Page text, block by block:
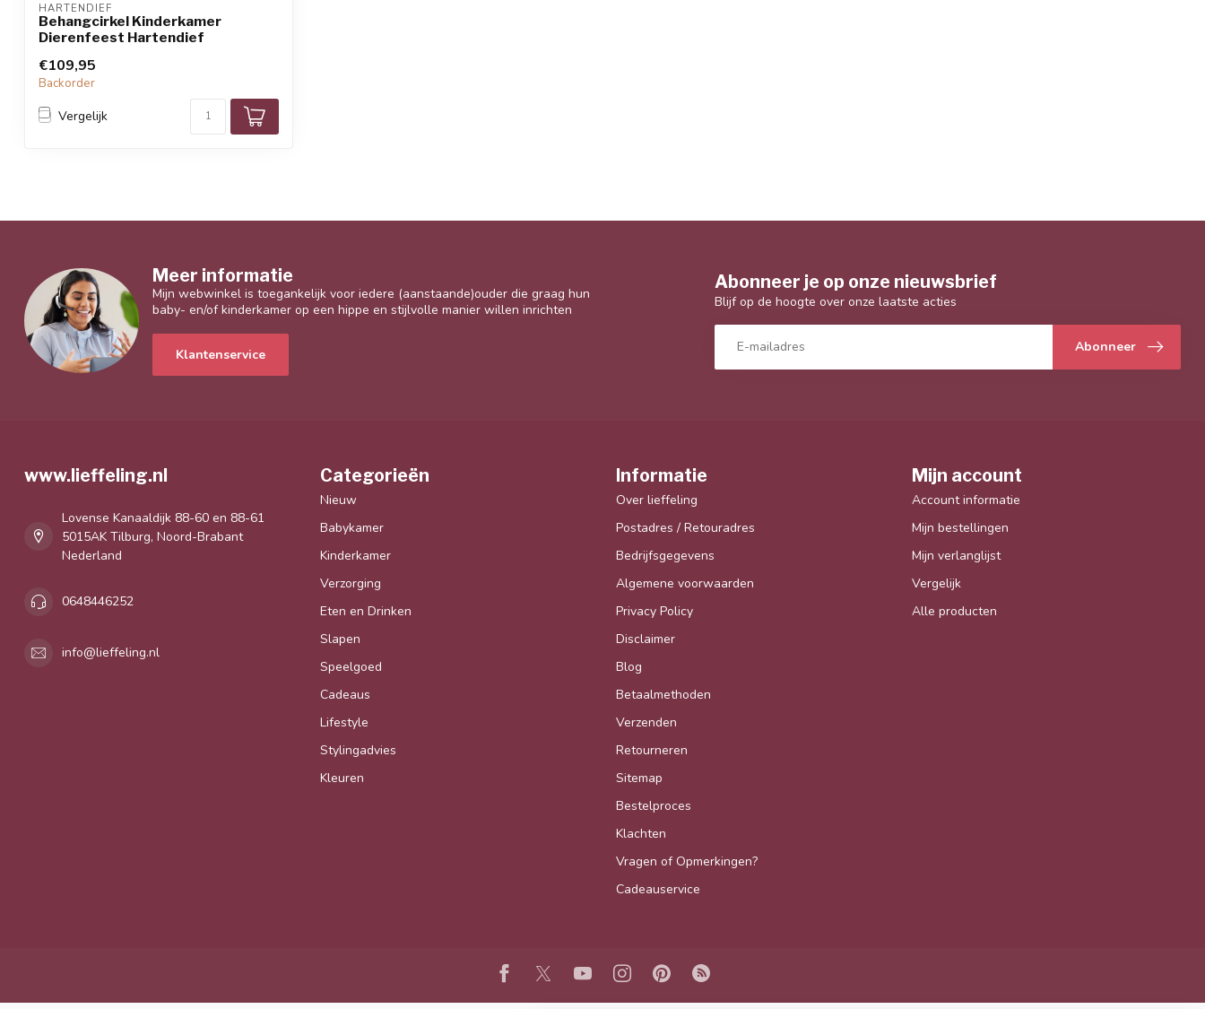
HARTENDIEF
Behangcirkel Kinderkamer
Dierenfeest Hartendief
€109,95
Backorder
Vergelijk
Meer informatie
Mijn webwinkel is toegankelijk voor iedere (aanstaande)ouder die graag hun
baby- en/of kinderkamer op een hippe en stijlvolle manier willen inrichten
Klantenservice
Abonneer je op onze nieuwsbrief
Blijf op de hoogte over onze laatste acties
Abonneer
www.lieffeling.nl
Lovense Kanaaldijk 88-60 en 88-61
5015AK Tilburg, Noord-Brabant
Nederland
0648446252
info@lieffeling.nl
Categorieën
Nieuw
Babykamer
Kinderkamer
Verzorging
Eten en Drinken
Slapen
Speelgoed
Cadeaus
Lifestyle
Stylingadvies
Kleuren
Informatie
Over lieffeling
Postadres / Retouradres
Bedrijfsgegevens
Algemene voorwaarden
Privacy Policy
Disclaimer
Blog
Betaalmethoden
Verzenden
Retourneren
Sitemap
Bestelproces
Klachten
Vragen of Opmerkingen?
Cadeauservice
Mijn account
Account informatie
Mijn bestellingen
Mijn verlanglijst
Vergelijk
Alle producten